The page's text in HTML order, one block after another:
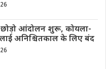
छोड़ो आंदोलन शुरू, कोयला-
अनिश्चितकाल के लिए बंद